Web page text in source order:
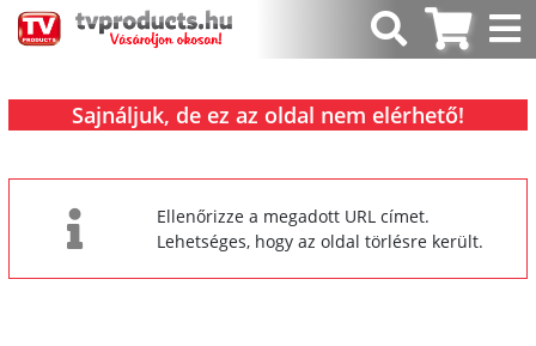
Sajnáljuk, de ez az oldal nem elérhető!
Ellenőrizze a megadott URL címet.
Lehetséges, hogy az oldal törlésre került.